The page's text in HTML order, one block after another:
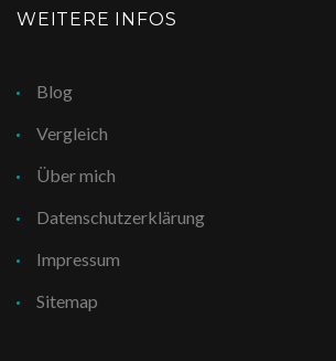
WEITERE INFOS
Blog
Vergleich
Über mich
Datenschutzerklärung
Impressum
Sitemap